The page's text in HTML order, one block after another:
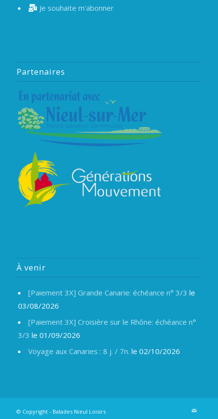
Je souhaite m'abonner
Partenaires
À venir
[Paiement 3X] Grande Canarie: échéance n° 3/3 le
03/08/2026
[Paiement 3X] Croisière sur le Rhône: échéance n°
3/3 le 01/09/2026
Voyage aux Canaries : 8 j. / 7n. le 02/10/2026
© Copyright - Balades Nieul Loisirs